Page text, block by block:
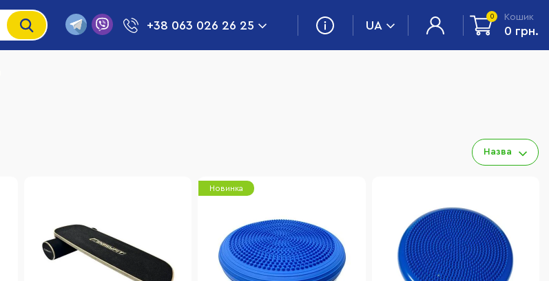
+38 063 026 26 25 UA
0 Кошик
0 грн.
Назва
Новинка